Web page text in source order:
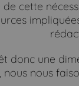
de cette
donc une
nous nous